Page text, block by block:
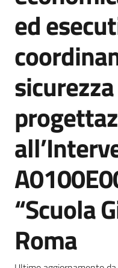
English
site
Seguici
su
ed
“Scuola
Roma